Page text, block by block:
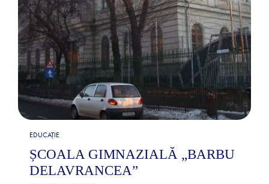
EDUCAȚIE
ȘCOALA GIMNAZIALĂ „BARBU
DELAVRANCEA”